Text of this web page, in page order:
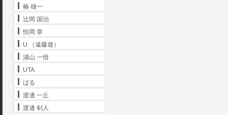
椿 雄一
辻岡 国治
恒岡 章
U （遠藤遊）
浦山 一悟
UTA
ばる
渡邊 一丘
渡邊 剣人